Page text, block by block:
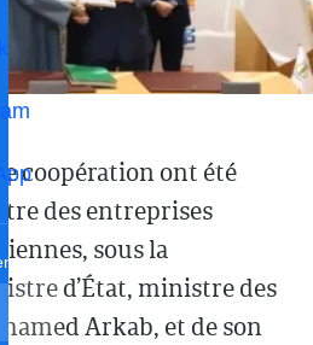
court
coopération ont été
des entreprises
sous la
d’État, ministre des
Arkab, et de son